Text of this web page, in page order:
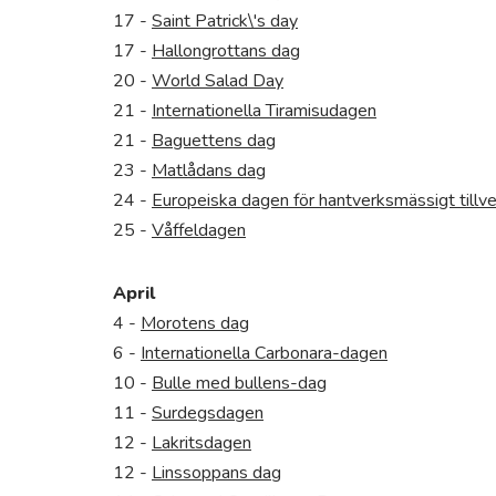
17 - Saint Patrick\'s day
17 - Hallongrottans dag
20 - World Salad Day
21 - Internationella Tiramisudagen
21 - Baguettens dag
23 - Matlådans dag
24 - Europeiska dagen för hantverksmässigt
25 - Våffeldagen
April
4 - Morotens dag
6 - Internationella Carbonara-dagen
10 - Bulle med bullens-dag
11 - Surdegsdagen
12 - Lakritsdagen
12 - Linssoppans dag